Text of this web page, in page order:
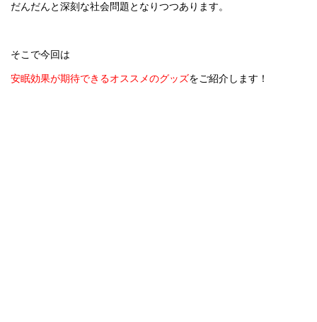
だんだんと深刻な社会問題となりつつあります。
そこで今回は
安眠効果が期待できるオススメのグッズをご紹介します！